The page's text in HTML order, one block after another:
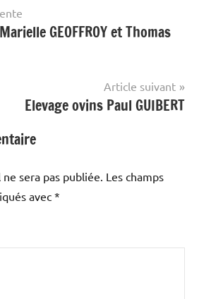
GEOFFROY et Thomas
Article suivant
Elevage ovins Paul GUIBERT
sera pas publiée. Les champs
avec *